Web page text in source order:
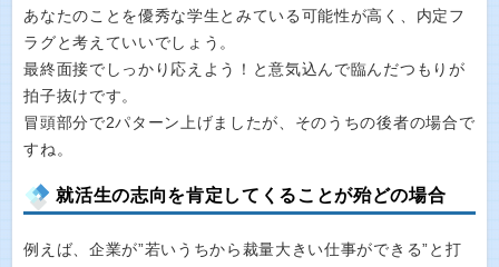
あなたのことを優秀な学生とみている可能性が高く、内定フ
ラグと考えていいでしょう。
最終面接でしっかり応えよう！と意気込んで臨んだつもりが
拍子抜けです。
冒頭部分で2パターン上げましたが、そのうちの後者の場合で
すね。
就活生の志向を肯定してくることが殆どの場合
例えば、企業が”若いうちから裁量大きい仕事ができる”と打